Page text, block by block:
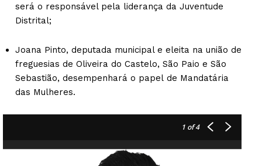
será o responsável pela liderança da Juventude
Distrital;
Joana Pinto, deputada municipal e eleita na união de
freguesias de Oliveira do Castelo, São Paio e São
Sebastião, desempenhará o papel de Mandatária
das Mulheres.
1 of 4